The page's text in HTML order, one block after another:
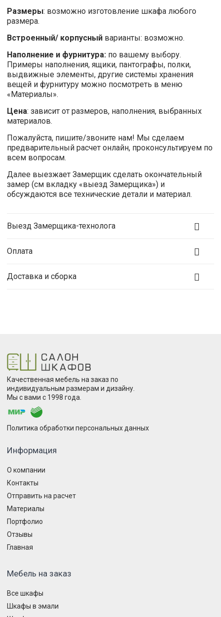
Размеры: возможно изготовление шкафа любого
размера.
Встроенный/ корпусный варианты: возможно.
Наполнение и фурнитура: по вашему выбору.
Примеры наполнения, ящики, пантографы, полки,
выдвижные элементы, другие системы хранения
вещей и фурнитуру можно посмотреть в меню
«Материалы».
Цена: зависит от размеров, наполнения, выбранных
материалов.
Пожалуйста, пишите/звоните нам! Мы сделаем
предварительный расчет онлайн, проконсультируем по
всем вопросам.
Далее выезжает Замерщик сделать окончательный
замер (см вкладку «выезд Замерщика») и
обсуждаются все технические детали и материал.
Выезд Замерщика-технолога
Оплата
Доставка и сборка
Качественная мебель на заказ по
индивидуальным размерам и дизайну.
Мы с вами с 1998 года.
Политика обработки персональных данных
Информация
О компании
Контакты
Отправить на расчет
Материалы
Портфолио
Отзывы
Главная
Мебель на заказ
Все шкафы
Шкафы в эмали